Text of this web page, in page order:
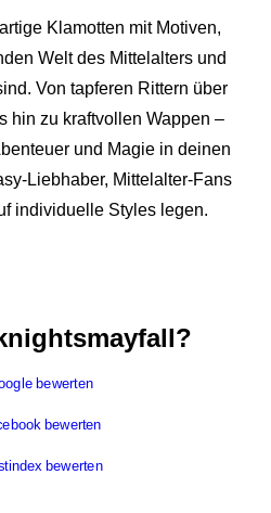
Klamotten mit Motiven,
Welt des Mittelalters und
Von tapferen Rittern über
hin zu kraftvollen Wappen –
und Magie in deinen
Liebhaber, Mittelalter-Fans
individuelle Styles legen.
bewerten
bewerten
bewerten